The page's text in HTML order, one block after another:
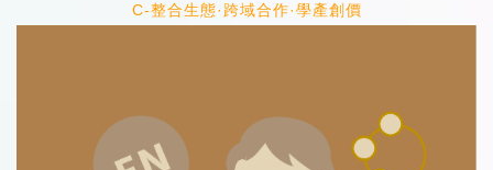
C-整合生態·跨域合作·學產創價